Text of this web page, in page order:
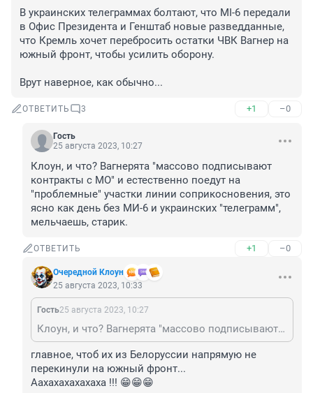
В украинских телеграммах болтают, что MI-6 передали
в Офис Президента и Генштаб новые разведданные,
что Кремль хочет перебросить остатки ЧВК Вагнер на
южный фронт, чтобы усилить оборону.
Врут наверное, как обычно...
ОТВЕТИТЬ 3 +1 –0
Гость
25 августа 2023, 10:27
Клоун, и что? Вагнерята "массово подписывают
контракты с МО" и естественно поедут на
"проблемные" участки линии соприкосновения, это
ясно как день без МИ-6 и украинских "телеграмм",
мельчаешь, старик.
ОТВЕТИТЬ +1 –0
Очередной Клоун
25 августа 2023, 10:33
Гость25 августа 2023, 10:27
Клоун, и что? Вагнерята "массово подписывают контракты с МО" и естественно поедут на "проблемные" участки линии соприкосновения, это ясно как день без МИ-6 и украинских "телеграмм", мельчаешь, старик.
главное, чтоб их из Белоруссии напрямую не
перекинули на южный фронт...
Аахахахахахаха !!! 😁😁😁